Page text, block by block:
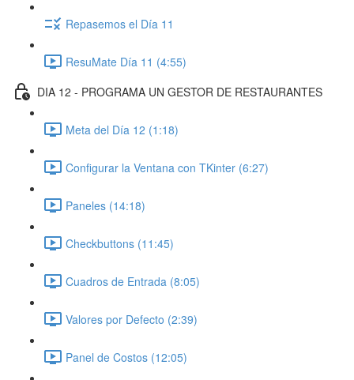
Repasemos el Día 11
ResuMate Día 11 (4:55)
DIA 12 - PROGRAMA UN GESTOR DE RESTAURANTES
Meta del Día 12 (1:18)
Configurar la Ventana con TKinter (6:27)
Paneles (14:18)
Checkbuttons (11:45)
Cuadros de Entrada (8:05)
Valores por Defecto (2:39)
Panel de Costos (12:05)